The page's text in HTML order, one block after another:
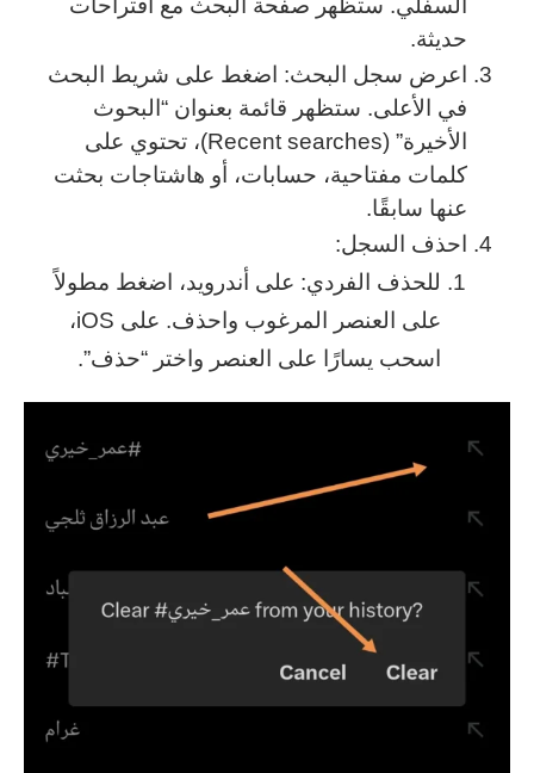
السفلي. ستظهر صفحة البحث مع اقتراحات
حديثة.
اعرض سجل البحث: اضغط على شريط البحث
في الأعلى. ستظهر قائمة بعنوان “البحوث
الأخيرة” (Recent searches)، تحتوي على
كلمات مفتاحية، حسابات، أو هاشتاجات بحثت
عنها سابقًا.
احذف السجل:
للحذف الفردي: على أندرويد، اضغط مطولاً
على العنصر المرغوب واحذف. على iOS،
اسحب يسارًا على العنصر واختر “حذف”.